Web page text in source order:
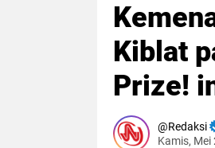
Kiblat
Prize!
Redaksi
Kamis, Mei